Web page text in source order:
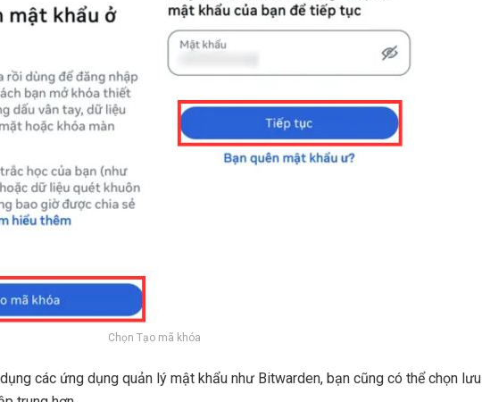
Chọn Tạo mã khóa
các ứng dụng quản lý mật khẩu như Bitwarden, bạn cũng có thể chọn lưu